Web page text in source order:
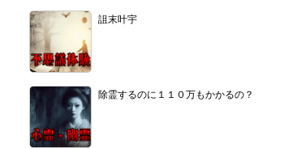
詛末叶宇
除霊するのに１１０万もかかるの？